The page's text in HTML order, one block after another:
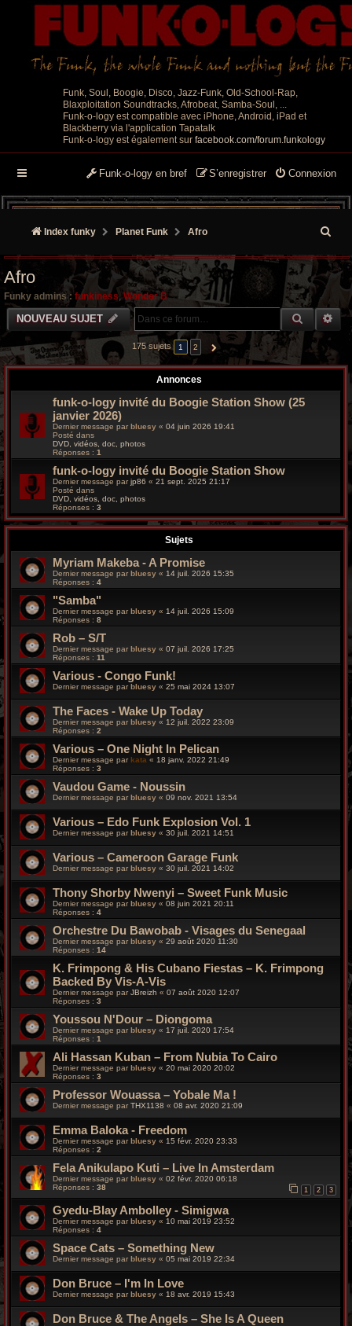
Funk, Soul, Boogie, Disco, Jazz-Funk, Old-School-Rap,
Blaxploitation Soundtracks, Afrobeat, Samba-Soul, ...
Funk-o-logy est compatible avec iPhone, Android, iPad et
Blackberry via l'application Tapatalk
Funk-o-logy est également sur facebook.com/forum.funkology
Connexion
S’enregistrer
Funk-o-logy en bref
Index funky Planet Funk Afro
e
h
r
g
o
Afro
Funky admins : funkiness, Wonder B
NOUVEAU SUJET
175 sujets 1 2 SUIVANTE
Annonces
funk-o-logy invité du Boogie Station Show (25
janvier 2026)
Dernier message par bluesy « 04 juin 2026 19:41
Posté dans
DVD, vidéos, doc, photos
Réponses : 1
funk-o-logy invité du Boogie Station Show
Dernier message parjp86 « 21 sept. 2025 21:17
Posté dans
DVD, vidéos, doc, photos
Réponses : 3
Sujets
Myriam Makeba - A Promise
Dernier message par bluesy « 14 juil. 2026 15:35
Réponses : 4
"Samba"
Dernier message parbluesy « 14 juil. 2026 15:09
Réponses : 8
Rob – S/T
Dernier message par bluesy « 07 juil. 2026 17:25
Réponses : 11
Various - Congo Funk!
Dernier message parbluesy « 25 mai 2024 13:07
The Faces - Wake Up Today
Dernier message par bluesy « 12 juil. 2022 23:09
Réponses : 2
Various – One Night In Pelican
Dernier message parkata « 18 janv. 2022 21:49
Réponses : 3
Vaudou Game - Noussin
Dernier message par bluesy « 09 nov. 2021 13:54
Various – Edo Funk Explosion Vol. 1
Dernier message parbluesy « 30 juil. 2021 14:51
Various – Cameroon Garage Funk
Dernier message par bluesy « 30 juil. 2021 14:02
Thony Shorby Nwenyi – Sweet Funk Music
Dernier message parbluesy « 08 juin 2021 20:11
Réponses : 4
Orchestre Du Bawobab - Visages du Senegaal
Dernier message par bluesy « 29 août 2020 11:30
Réponses : 14
K. Frimpong & His Cubano Fiestas – K. Frimpong
Backed By Vis-A-Vis
Dernier message par JBreizh « 07 août 2020 12:07
Réponses : 3
Youssou N'Dour ‎– Diongoma
Dernier message par bluesy « 17 juil. 2020 17:54
Réponses : 1
Ali Hassan Kuban – From Nubia To Cairo
Dernier message parbluesy « 20 mai 2020 20:02
Réponses : 3
Professor Wouassa ‎– Yobale Ma !
Dernier message par THX1138 « 08 avr. 2020 21:09
Emma Baloka - Freedom
Dernier message parbluesy « 15 févr. 2020 23:33
Réponses : 2
Fela Anikulapo Kuti – Live In Amsterdam
Dernier message par bluesy « 02 févr. 2020 06:18
Réponses : 38 1 2 3
Gyedu-Blay Ambolley - Simigwa
Dernier message parbluesy « 10 mai 2019 23:52
Réponses : 4
Space Cats – Something New
Dernier message par bluesy « 05 mai 2019 22:34
Don Bruce – I'm In Love
Dernier message parbluesy « 18 avr. 2019 15:43
Don Bruce & The Angels – She Is A Queen